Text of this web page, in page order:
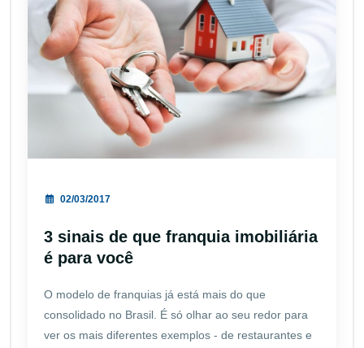
02/03/2017
3 sinais de que franquia imobiliária
é para você
O modelo de franquias já está mais do que
consolidado no Brasil. É só olhar ao seu redor para
ver os mais diferentes exemplos - de restaurantes e